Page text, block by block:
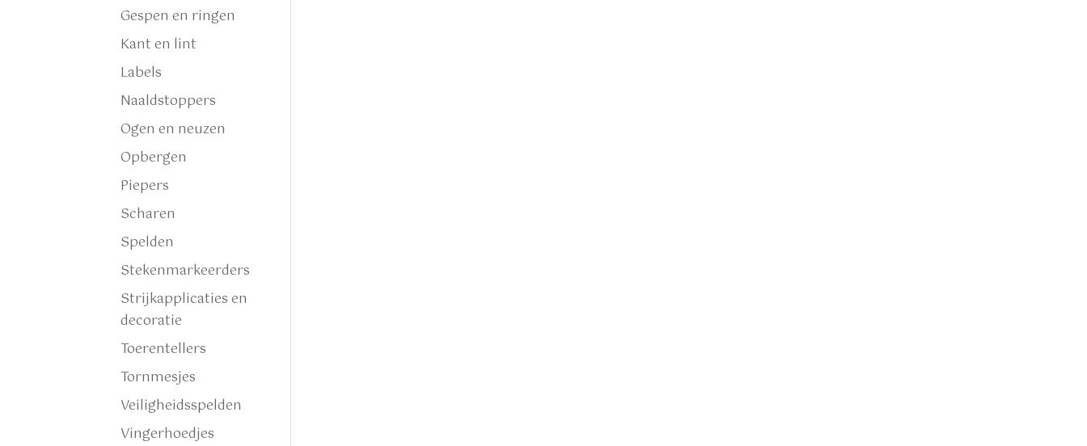
Gespen en ringen
Kant en lint
Labels
Naaldstoppers
Ogen en neuzen
Opbergen
Piepers
Scharen
Spelden
Stekenmarkeerders
Strijkapplicaties en
decoratie
Toerentellers
Tornmesjes
Veiligheidsspelden
Vingerhoedjes